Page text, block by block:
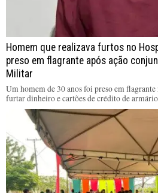
Homem que realizava furtos no
preso em flagrante após ação
Militar
Um homem de 30 anos foi preso em flagrante
furtar dinheiro e cartões de crédito de